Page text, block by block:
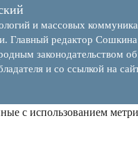
и массовых
Главный редактор
законодательством
и со ссылкой на
с использованием